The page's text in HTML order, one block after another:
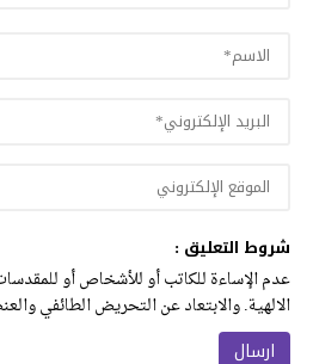
شروط التعليق :
عدم الإساءة للكاتب أو للأشخاص أو
الالهية. والابتعاد عن التحريض الطائفي